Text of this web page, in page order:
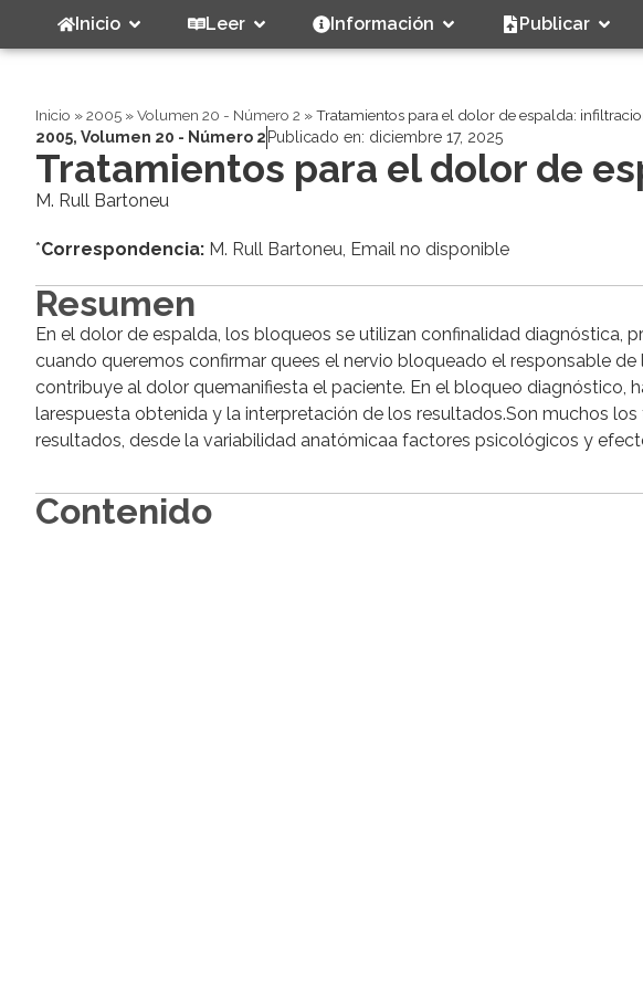
Inicio Leer Información Publicar
Inicio »2005 »Volumen 20 - Número 2 »Tratamientos para el dolor de espalda:
2005, Volumen 20 - Número 2 Publicado en: diciembre 17, 2025
Tratamientos para el dolor de
M. Rull Bartoneu
*Correspondencia: M. Rull Bartoneu, Email no disponible
Resumen
En el dolor de espalda, los bloqueos se utilizan confinalidad diagnóstica,
cuando queremos confirmar quees el nervio bloqueado el responsable
contribuye al dolor quemanifiesta el paciente. En el bloqueo diagnóstico,
larespuesta obtenida y la interpretación de los resultados.Son muchos
resultados, desde la variabilidad anatómicaa factores psicológicos y
Contenido